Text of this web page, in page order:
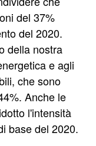
del 37%
del 2020.
della nostra
e agli
che sono
Anche le
l'intensità
base del 2020.